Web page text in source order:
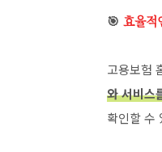
🎯 효율적
고용보험
와 서비스
확인할 수